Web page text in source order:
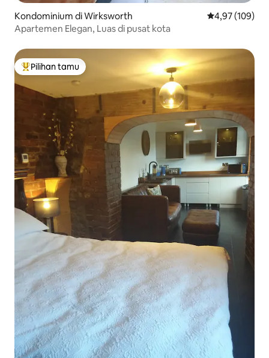
Kondominium di Wirksworth Nilai rata-rata
4,97 (109)
Apartemen Elegan, Luas di pusat kota
Pilihan tamu terpopuler
Pilihan tamu